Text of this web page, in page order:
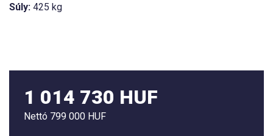
Súly: 425 kg
1 014 730 HUF
Nettó 799 000 HUF